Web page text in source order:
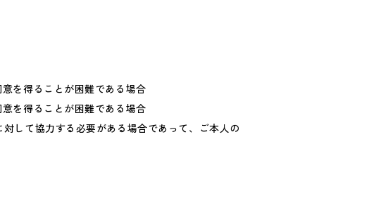
を得ることが困難である場合
を得ることが困難である場合
して協力する必要がある場合であって、ご本人の